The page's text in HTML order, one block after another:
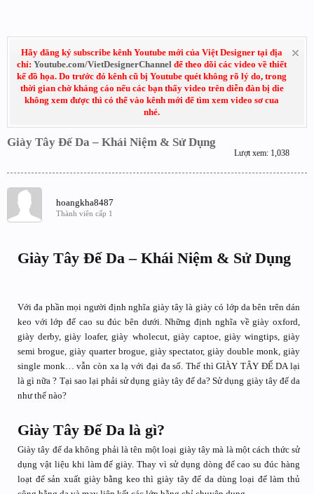
Hãy đăng ký subscribe kênh Youtube mới của Việt Designer tại địa
chỉ: Youtube.com/VietDesignerChannel để theo dõi các video về thiết
kế đồ họa. Do trước đó kênh cũ bị Youtube quét không rõ lý do, trong
thời gian chờ kháng cáo nếu các bạn thấy video trên diễn đàn bị die
không xem được thì có thể vào kênh mới để tìm xem video sơ cua
nhé.
Giày Tây Đế Da – Khái Niệm & Sử Dụng
Lượt xem: 1,038
hoangkha8487
Thành viên cấp 1
Giày Tây Đế Da – Khái Niệm & Sử Dụng
Với đa phần mọi người định nghĩa giày tây là giày có lớp da bên trên dán
keo với lớp đế cao su đúc bên dưới. Những định nghĩa về giày oxford,
giày derby, giày loafer, giày wholecut, giày captoe, giày wingtips, giày
semi brogue, giày quarter brogue, giày spectator, giày double monk, giày
single monk… vẫn còn xa lạ với đại đa số. Thế thì GIÀY TÂY ĐẾ DA lại
là gì nữa ? Tại sao lại phải sử dụng giày tây đế da? Sử dụng giày tây đế da
như thế nào?
Giày Tây Đế Da là gì?
Giày tây đế da không phải là tên một loại giày tây mà là một cách thức sử
dụng vật liệu khi làm đế giày. Thay vì sử dụng dòng đế cao su đúc hàng
loạt đế sản xuất giày bằng keo thì giày tây đế da dùng loại đế làm thủ